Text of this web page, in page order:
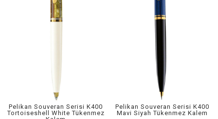
Pelikan Souveran Serisi K400
Tortoiseshell White Tükenmez
Pelikan Souveran Serisi K400
Mavi Siyah Tükenmez Kalem